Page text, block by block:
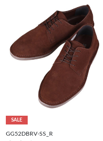
SALE
GG52DBRV-SS_R